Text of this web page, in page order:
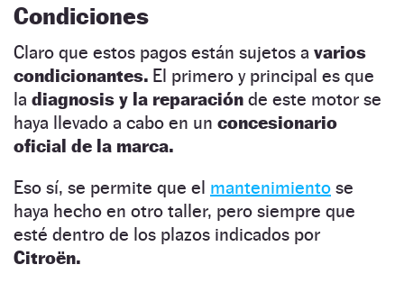
Condiciones
Claro que estos pagos están sujetos a varios
condicionantes. El primero y principal es que
la diagnosis y la reparación de este motor se
haya llevado a cabo en un concesionario
oficial de la marca.
Eso sí, se permite que el mantenimiento se
haya hecho en otro taller, pero siempre que
esté dentro de los plazos indicados por
Citroën.